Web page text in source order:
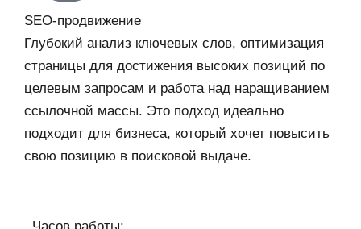
SEO-продвижение​
Глубокий анализ ключевых слов, оптимизация
страницы для достижения высоких позиций по
целевым запросам и работа над наращиванием
ссылочной массы. Это подход идеально
подходит для бизнеса, который хочет повысить
свою позицию в поисковой выдаче.